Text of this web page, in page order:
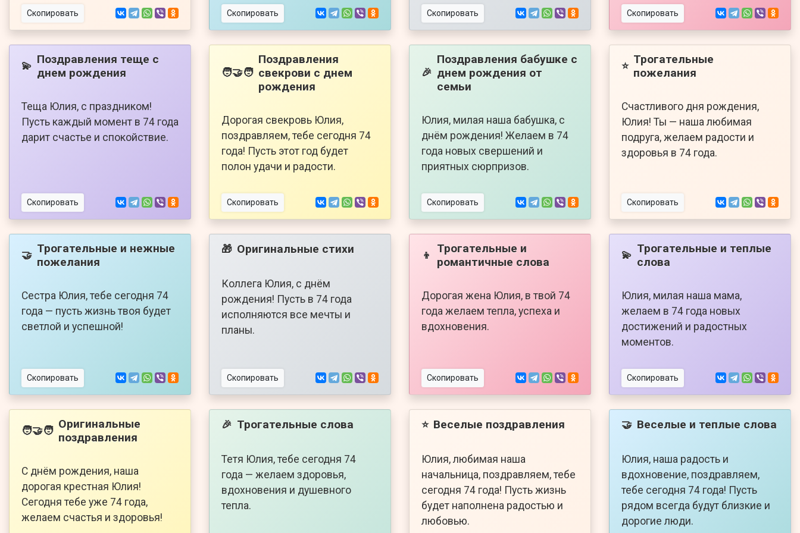
Скопировать Скопировать Скопировать Скопировать
💫 Поздравления теще с
днем рождения
Теща Юлия, с праздником!
Пусть каждый момент в 74 года
дарит счастье и спокойствие.
Скопировать
🧑‍🤝‍🧑
Поздравления
свекрови с днем
рождения
Дорогая свекровь Юлия,
поздравляем, тебе сегодня 74
года! Пусть этот год будет
полон удачи и радости.
Скопировать
🎉
Поздравления бабушке с
днем рождения от
семьи
Юлия, милая наша бабушка, с
днём рождения! Желаем в 74
года новых свершений и
приятных сюрпризов.
Скопировать
⭐ Трогательные
пожелания
Счастливого дня рождения,
Юлия! Ты — наша любимая
подруга, желаем радости и
здоровья в 74 года.
Скопировать
🤝 Трогательные и нежные
пожелания
Сестра Юлия, тебе сегодня 74
года — пусть жизнь твоя будет
светлой и успешной!
Скопировать
🎁 Оригинальные стихи
Коллега Юлия, с днём
рождения! Пусть в 74 года
исполняются все мечты и
планы.
Скопировать
👦
Трогательные и
романтичные слова
Дорогая жена Юлия, в твой 74
года желаем тепла, успеха и
вдохновения.
Скопировать
💫 Трогательные и теплые
слова
Юлия, милая наша мама,
желаем в 74 года новых
достижений и радостных
моментов.
Скопировать
🧑‍🤝‍🧑 Оригинальные
поздравления
С днём рождения, наша
дорогая крестная Юлия!
Сегодня тебе уже 74 года,
желаем счастья и здоровья!
🎉 Трогательные слова
Тетя Юлия, тебе сегодня 74
года — желаем здоровья,
вдохновения и душевного
тепла.
⭐ Веселые поздравления
Юлия, любимая наша
начальница, поздравляем, тебе
сегодня 74 года! Пусть жизнь
будет наполнена радостью и
любовью.
🤝 Веселые и теплые слова
Юлия, наша радость и
вдохновение, поздравляем,
тебе сегодня 74 года! Пусть
рядом всегда будут близкие и
дорогие люди.